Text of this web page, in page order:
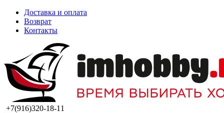
Доставка и оплата
Возврат
Контакты
+7(916)320-18-11